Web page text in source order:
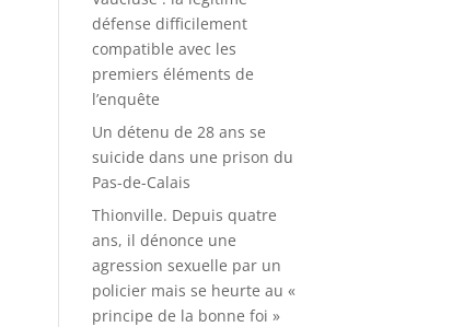
défense difficilement
compatible avec les
premiers éléments de
l’enquête
Un détenu de 28 ans se
suicide dans une prison du
Pas-de-Calais
Thionville. Depuis quatre
ans, il dénonce une
agression sexuelle par un
policier mais se heurte au «
principe de la bonne foi »